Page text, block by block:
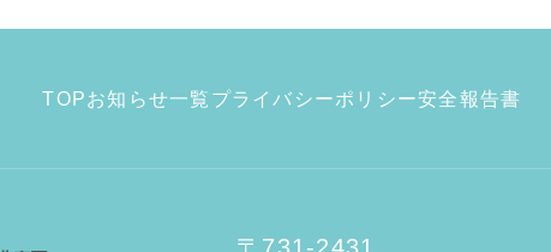
TOPお知らせ一覧 プライバシーポリシー安全報告書